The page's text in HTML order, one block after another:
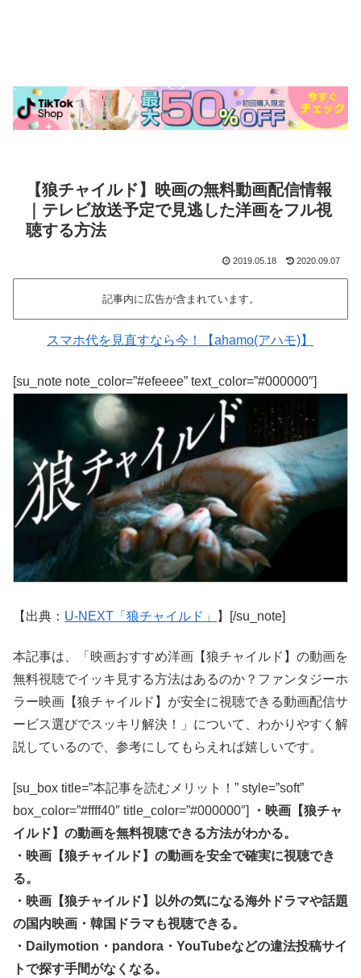
【狼チャイルド】映画の無料動画配信情報
｜テレビ放送予定で見逃した洋画をフル視
聴する方法
2019.05.18 2020.09.07
記事内に広告が含まれています。
スマホ代を見直すなら今！【ahamo(アハモ)】
[su_note note_color=”#efeeee” text_color=”#000000″]
【出典： U-NEXT「狼チャイルド」 】[/su_note]
本記事は、「映画おすすめ洋画【狼チャイルド】の動画を
無料視聴でイッキ見する方法はあるのか？ファンタジーホ
ラー映画【狼チャイルド】が安全に視聴できる動画配信サ
ービス選びでスッキリ解決！」について、わかりやすく解
説しているので、参考にしてもらえれば嬉しいです。
[su_box title=”本記事を読むメリット！” style=”soft”
box_color=”#ffff40″ title_color=”#000000″]
・映画【狼チャ
イルド】の動画を無料視聴できる方法がわかる。
・映画【狼チャイルド】の動画を安全で確実に視聴でき
る。
・映画【狼チャイルド】以外の気になる海外ドラマや話題
の国内映画・韓国ドラマも視聴できる。
・Dailymotion・pandora・YouTubeなどの違法投稿サイ
トで探す手間がなくなる。